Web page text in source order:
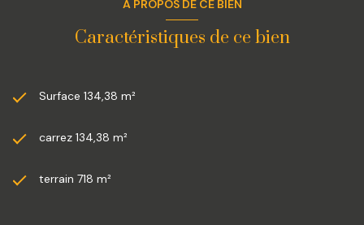
Une villa lumineuse, fonctionnelle et parfaitement entretenue,
alliant confort, tranquillité et qualité de vie.
Les informations sur les risques auxquels ce bien est exposé
visiter sans tarder !
A PROPOS DE CE BIEN
Caractéristiques de ce bien
Surface 134,38 m²
carrez 134,38 m²
terrain 718 m²